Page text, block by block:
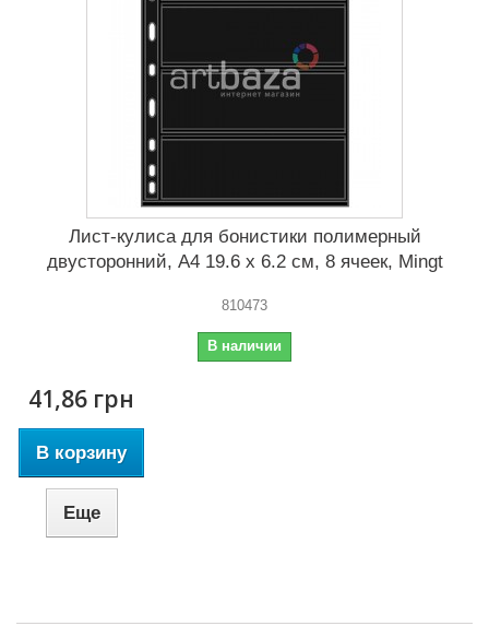
Лист-кулиса для бонистики полимерный
двусторонний, А4 19.6 x 6.2 cм, 8 ячеек, Mingt
810473
В наличии
41,86 грн
В корзину
Еще